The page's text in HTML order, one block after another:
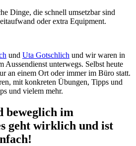
Dinge, die schnell umsetzbar sind
oder extra Equipment.
und Uta Gotschlich und wir waren in
Aussendienst unterwegs. Selbst heute
an einem Ort oder immer im Büro statt.
mit konkreten Übungen, Tipps und
und vielem mehr.
beweglich im
geht wirklich und ist